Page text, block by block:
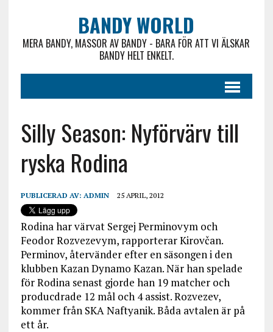
BANDY WORLD
MERA BANDY, MASSOR AV BANDY - BARA FÖR ATT VI ÄLSKAR
BANDY HELT ENKELT.
Silly Season: Nyförvärv till
ryska Rodina
PUBLICERAD AV: ADMIN 25 APRIL, 2012
Rodina har värvat Sergej Perminovym och
Feodor Rozvezevym, rapporterar Kirovčan.
Perminov, återvänder efter en säsongen i den
klubben Kazan Dynamo Kazan. När han spelade
för Rodina senast gjorde han 19 matcher och
producdrade 12 mål och 4 assist. Rozvezev,
kommer från SKA Naftyanik. Båda avtalen är på
ett år.